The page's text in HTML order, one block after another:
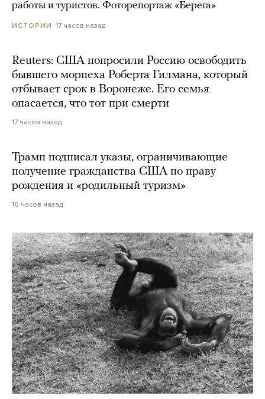
работы и туристов. Фоторепортаж «Берега»
ИСТОРИИ 17 часов назад
Reuters: США попросили Россию освободить
бывшего морпеха Роберта Гилмана, который
отбывает срок в Воронеже. Его семья
опасается, что тот при смерти
17 часов назад
Трамп подписал указы, ограничивающие
получение гражданства США по праву
рождения и «родильный туризм»
16 часов назад